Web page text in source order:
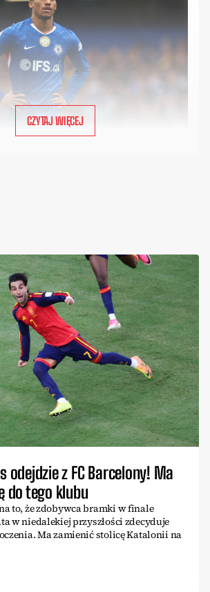
CZYTAJ WIĘCEJ
odejdzie z FC Barcelony! Ma
do tego klubu
to, że zdobywca bramki w finale
w niedalekiej przyszłości zdecyduje
Ma zamienić stolicę Katalonii na